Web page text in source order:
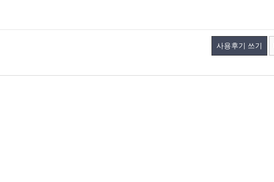
사용후기 쓰기